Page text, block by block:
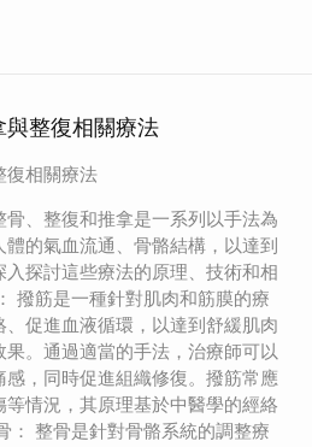
整復相關療法
復相關療法
、整復和推拿是一系列以手法為
的氣血流通、骨骼結構，以達到
探討這些療法的原理、技術和相
撥筋是一種針對肌肉和筋膜的療
促進血液循環，以達到舒緩肌肉
。通過適當的手法，治療師可以
，同時促進組織修復。撥筋常應
情況，其原理基於中醫學的經絡
： 整骨是針對骨骼系統的調整療